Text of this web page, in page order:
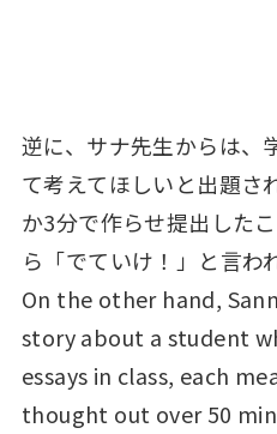
逆に、サナ先生からは、
て考えてほしいと出題さ
か3分で作らせ提出した
ら「でていけ！」と言わ
On the other hand,
story about a student
essays in class, each
thought out over 50